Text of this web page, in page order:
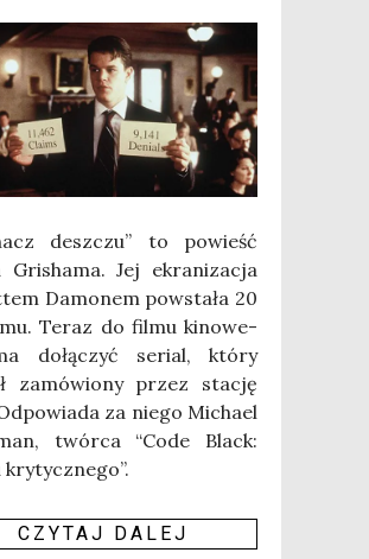
desz­czu” to powieść
Gri­sha­ma. Jej ekra­ni­za­cja
Damo­nem powsta­ła 20
Teraz do fil­mu kino­we­
dołą­czyć serial, któ­ry
zamó­wio­ny przez sta­cję
za nie­go Micha­el
twór­ca “Code Black:
krytycznego”.
CZY­TAJ DALEJ